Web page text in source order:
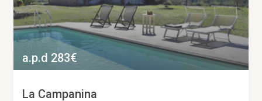
a.p.d 283€
La Campanina